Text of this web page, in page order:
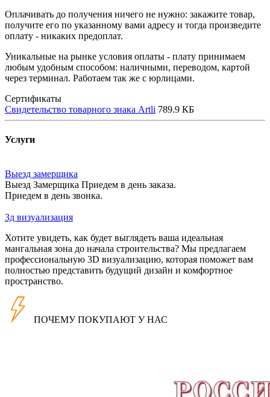
Оплачивать до получения ничего не нужно: закажите товар,
получите его по указанному вами адресу и тогда произведите
оплату - никаких предоплат.
Уникальные на рынке условия оплаты - плату принимаем
любым удобным способом: наличными, переводом, картой
через терминал. Работаем так же с юрлицами.
Сертификаты
Свидетельство товарного знака Artli 789.9 КБ
Услуги
Выезд замерщика
Выезд Замерщика Приедем в день заказа.
Приедем в день звонка.
3д визуализация
Хотите увидеть, как будет выглядеть ваша идеальная
мангальная зона до начала строительства? Мы предлагаем
профессиональную 3D визуализацию, которая поможет вам
полностью представить будущий дизайн и комфортное
пространство.
ПОЧЕМУ ПОКУПАЮТ У НАС